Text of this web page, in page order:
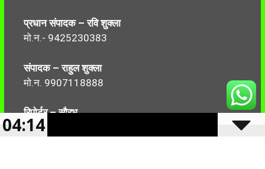
प्रधान संपादक – रवि शुक्ला
मो.न.- 9425230383
संपादक – राहुल शुक्ला
मो.न. 9907118888
रिपोर्टर – सौरभ
मो.न.-7499999906
04:14